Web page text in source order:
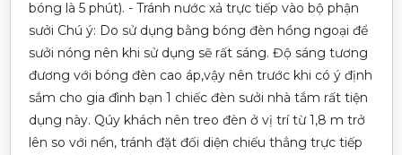
bóng là 5 phút). - Tránh nước xả trực tiếp vào bộ phận
sưởi Chú ý: Do sử dụng bằng bóng đèn hồng ngoại để
sưởi nóng nên khi sử dụng sẽ rất sáng. Độ sáng tương
đương với bóng đèn cao áp,vậy nên trước khi có ý định
sắm cho gia đình bạn 1 chiếc đèn sưởi nhà tắm rất tiện
dụng này. Qúy khách nên treo đèn ở vị trí từ 1,8 m trở
lên so với nền, tránh đặt đối diện chiếu thẳng trực tiếp